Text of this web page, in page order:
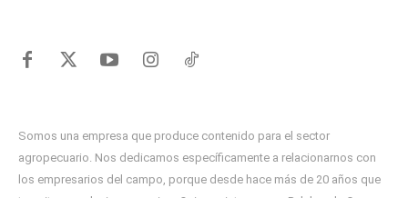
Somos una empresa que produce contenido para el sector
agropecuario. Nos dedicamos específicamente a relacionarnos con
los empresarios del campo, porque desde hace más de 20 años que